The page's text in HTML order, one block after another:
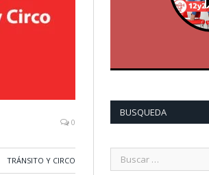
0
TRÁNSITO Y CIRCO
BUSQUEDA